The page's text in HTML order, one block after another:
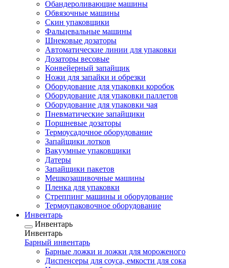
Обандероливающие машины
Обвязочные машины
Скин упаковщики
Фальцевальные машины
Шнековые дозаторы
Автоматические линии для упаковки
Дозаторы весовые
Конвейерный запайщик
Ножи для запайки и обрезки
Оборудование для упаковки коробок
Оборудование для упаковки паллетов
Оборудование для упаковки чая
Пневматические запайщики
Поршневые дозаторы
Термоусадочное оборудование
Запайщики лотков
Вакуумные упаковщики
Датеры
Запайщики пакетов
Мешкозашивочные машины
Пленка для упаковки
Стреппинг машины и оборудование
Термоупаковочное оборудование
Инвентарь
Инвентарь
Инвентарь
Барный инвентарь
Барные ложки и ложки для мороженого
Диспенсеры для соуса, емкости для сока